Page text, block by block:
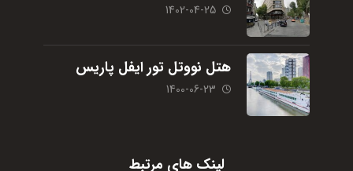
1402-04-25
هتل نووتل تور ایفل پاریس
1400-06-23
لینک های مرتبط